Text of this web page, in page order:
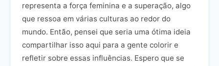
representa a força feminina e a superação, algo
que ressoa em várias culturas ao redor do
mundo. Então, pensei que seria uma ótima ideia
compartilhar isso aqui para a gente colorir e
refletir sobre essas influências. Espero que se